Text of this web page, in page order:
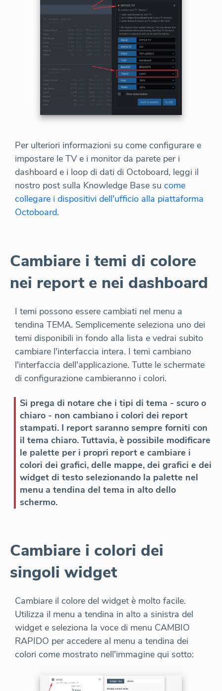
Per ulteriori informazioni su come configurare e
impostare le TV e i monitor da parete per i
dashboard e i loop di dati di Octoboard, leggi il
nostro post sulla Knowledge Base su come
collegare i dispositivi dell'ufficio alla piattaforma
Octoboard.
Cambiare i temi di colore
nei report e nei dashboard
I temi possono essere cambiati nel menu a
tendina TEMA. Semplicemente seleziona uno dei
temi disponibili in fondo alla lista e vedrai subito
cambiare l'interfaccia intera. I temi cambiano
l'interfaccia dell'applicazione. Tutte le schermate
di configurazione cambieranno i colori.
Si prega di notare che i tipi di tema - scuro o
chiaro - non cambiano i colori dei report
stampati. I report saranno sempre forniti con
il tema chiaro. Tuttavia, è possibile modificare
le palette per i propri report e cambiare i
colori dei grafici, delle mappe, dei grafici e dei
widget di testo selezionando la palette nel
menu a tendina del tema in alto dello
schermo.
Cambiare i colori dei
singoli widget
Cambiare il colore del widget è molto facile.
Utilizza il menu a tendina in alto a sinistra del
widget e seleziona la voce di menu CAMBIO
RAPIDO per accedere al menu a tendina dei
colori come mostrato nell'immagine qui sotto: